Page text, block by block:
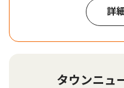
詳
タウンニュ